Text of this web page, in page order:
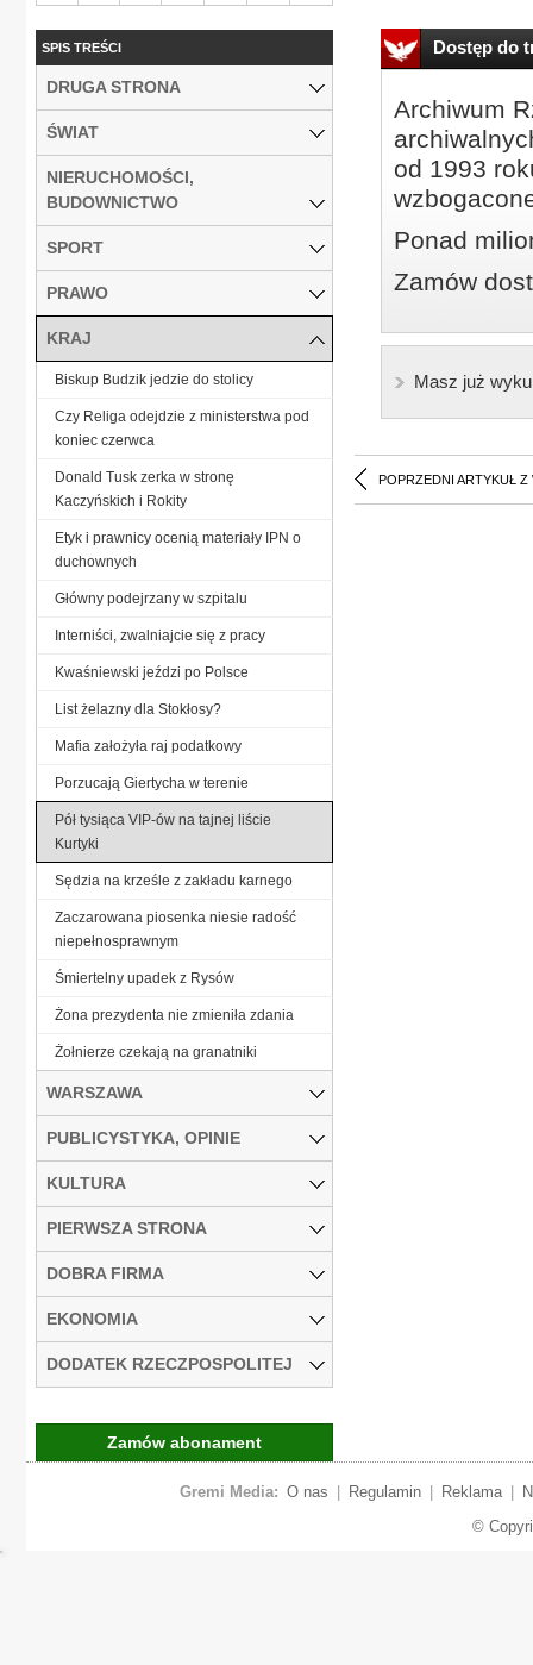
Dostęp do
Archiwum
od 1993
Ponad
Zamów
Masz już
POPRZEDNI ARTYKUŁ Z
SPIS TREŚCI
DRUGA STRONA
ŚWIAT
NIERUCHOMOŚCI,
BUDOWNICTWO
SPORT
PRAWO
KRAJ
Biskup Budzik jedzie do stolicy
Czy Religa odejdzie z ministerstwa pod
koniec czerwca
Donald Tusk zerka w stronę
Kaczyńskich i Rokity
Etyk i prawnicy ocenią materiały IPN o
duchownych
Główny podejrzany w szpitalu
Interniści, zwalniajcie się z pracy
Kwaśniewski jeździ po Polsce
List żelazny dla Stokłosy?
Mafia założyła raj podatkowy
Porzucają Giertycha w terenie
Pół tysiąca VIP-ów na tajnej liście
Kurtyki
Sędzia na krześle z zakładu karnego
Zaczarowana piosenka niesie radość
niepełnosprawnym
Śmiertelny upadek z Rysów
Żona prezydenta nie zmieniła zdania
Żołnierze czekają na granatniki
WARSZAWA
PUBLICYSTYKA, OPINIE
KULTURA
PIERWSZA STRONA
DOBRA FIRMA
EKONOMIA
DODATEK RZECZPOSPOLITEJ
Zamów abonament
Gremi Media: O nas Regulamin Reklama
©